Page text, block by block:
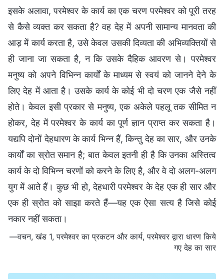
इसके अलावा, परमेश्वर के कार्य का एक चरण परमेश्वर को पूरी तरह
से कैसे व्यक्त कर सकता है? वह देह में अपनी सामान्य मानवता की
आड़ में कार्य करता है, उसे केवल उसकी दिव्यता की अभिव्यक्तियों से
ही जाना जा सकता है, न कि उसके दैहिक आवरण से। परमेश्वर
मनुष्य को अपने विभिन्न कार्यों के माध्यम से स्वयं को जानने देने के
लिए देह में आता है। उसके कार्य के कोई भी दो चरण एक जैसे नहीं
होते। केवल इसी प्रकार से मनुष्य, एक अकेले पहलू तक सीमित न
होकर, देह में परमेश्वर के कार्य का पूर्ण ज्ञान प्राप्त कर सकता है।
यद्यपि दोनों देहधारण के कार्य भिन्न हैं, किन्तु देह का सार, और उनके
कार्यों का स्रोत समान है; बात केवल इतनी ही है कि उनका अस्तित्व
कार्य के दो विभिन्न चरणों को करने के लिए है, और वे दो अलग-अलग
युग में आते हैं। कुछ भी हो, देहधारी परमेश्वर के देह एक ही सार और
एक ही स्रोत को साझा करते हैं—यह एक ऐसा सत्य है जिसे कोई
नकार नहीं सकता।
—वचन, खंड 1, परमेश्वर का प्रकटन और कार्य, परमेश्वर द्वारा धारण किये
गए देह का सार